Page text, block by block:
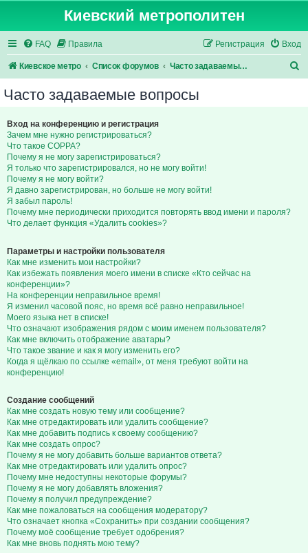
Киевский метрополитен
FAQ Правила Вход
Регистрация
Киевское метро Список форумов Часто задаваемые вопросы
Часто задаваемые вопросы
Вход на конференцию и регистрация
Зачем мне нужно регистрироваться?
Что такое COPPA?
Почему я не могу зарегистрироваться?
Я только что зарегистрировался, но не могу войти!
Почему я не могу войти?
Я давно зарегистрирован, но больше не могу войти!
Я забыл пароль!
Почему мне периодически приходится повторять ввод имени и пароля?
Что делает функция «Удалить cookies»?
Параметры и настройки пользователя
Как мне изменить мои настройки?
Как избежать появления моего имени в списке «Кто сейчас на
конференции»?
На конференции неправильное время!
Я изменил часовой пояс, но время всё равно неправильное!
Моего языка нет в списке!
Что означают изображения рядом с моим именем пользователя?
Как мне включить отображение аватары?
Что такое звание и как я могу изменить его?
Когда я щёлкаю по ссылке «email», от меня требуют войти на
конференцию!
Создание сообщений
Как мне создать новую тему или сообщение?
Как мне отредактировать или удалить сообщение?
Как мне добавить подпись к своему сообщению?
Как мне создать опрос?
Почему я не могу добавить больше вариантов ответа?
Как мне отредактировать или удалить опрос?
Почему мне недоступны некоторые форумы?
Почему я не могу добавлять вложения?
Почему я получил предупреждение?
Как мне пожаловаться на сообщения модератору?
Что означает кнопка «Сохранить» при создании сообщения?
Почему моё сообщение требует одобрения?
Как мне вновь поднять мою тему?